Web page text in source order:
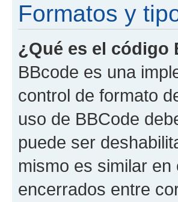
Formatos y
¿Qué es el código
BBcode es una
control de formato
uso de BBCode
puede ser
mismo es similar
encerrados entre